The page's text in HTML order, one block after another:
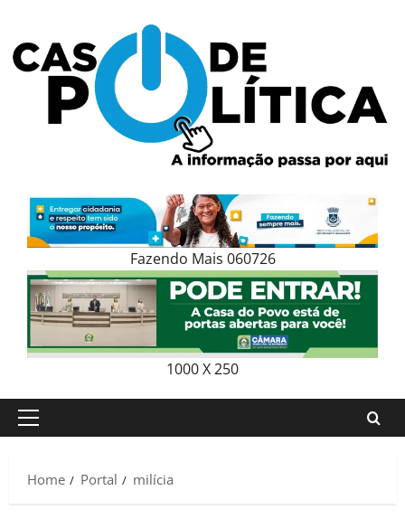
content
Fazendo Mais 060726
1000 X 250
Primary
Home
Portal milícia